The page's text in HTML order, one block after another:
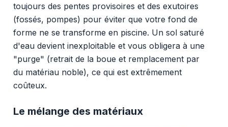
toujours des pentes provisoires et des exutoires
(fossés, pompes) pour éviter que votre fond de
forme ne se transforme en piscine. Un sol saturé
d'eau devient inexploitable et vous obligera à une
"purge" (retrait de la boue et remplacement par
du matériau noble), ce qui est extrêmement
coûteux.
Le mélange des matériaux